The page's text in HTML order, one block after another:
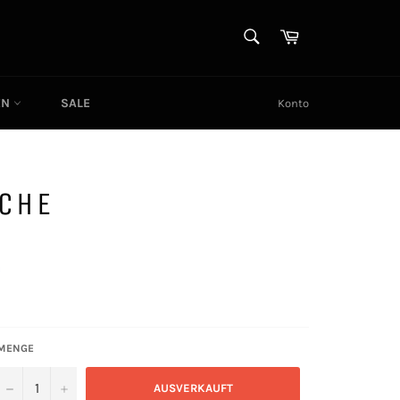
Warenkorb
SALE Konto
− + AUSVERKAUFT